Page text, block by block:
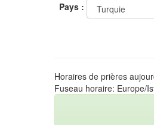
Pays :
Horaires de prières
Fuseau horaire: Europe/